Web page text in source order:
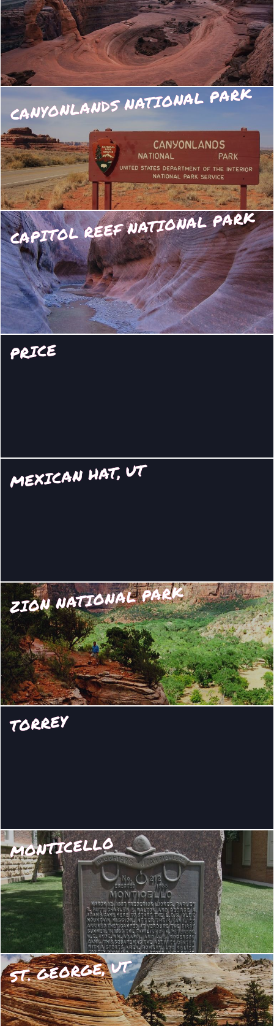
CANYONLANDS NATIONAL PARK
CAPITOL REEF NATIONAL PARK
PRICE
MEXICAN HAT, UT
ZION NATIONAL PARK
TORREY
MONTICELLO
ST. GEORGE, UT